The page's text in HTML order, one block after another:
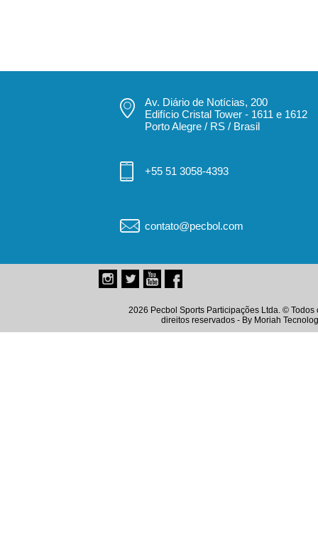
Av. Diário de Notícias, 200
Edifício Cristal Tower - 1611 e 1612
Porto Alegre / RS / Brasil
+55 51 3058-4393
contato@pecbol.com
2026 Pecbol Sports Participações Ltda. © Todos
direitos reservados - By Moriah